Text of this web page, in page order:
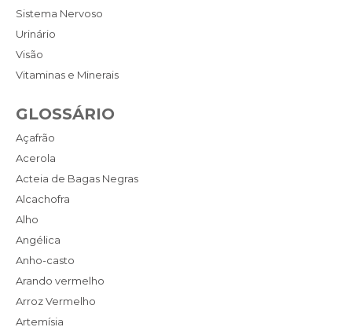
Sistema Nervoso
Urinário
Visão
Vitaminas e Minerais
GLOSSÁRIO
Açafrão
Acerola
Acteia de Bagas Negras
Alcachofra
Alho
Angélica
Anho-casto
Arando vermelho
Arroz Vermelho
Artemísia